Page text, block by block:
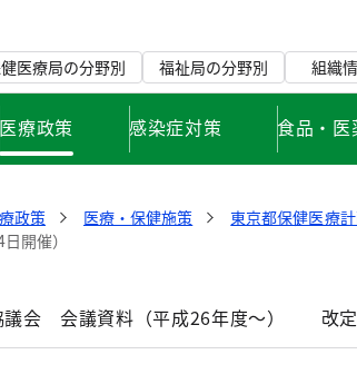
医療局の分野別 福祉局の分野別 組織
医療政策 感染症対策 食品・
政策 医療・保健施策 東京都保健医療
開催）
会 会議資料（平成26年度～） 改